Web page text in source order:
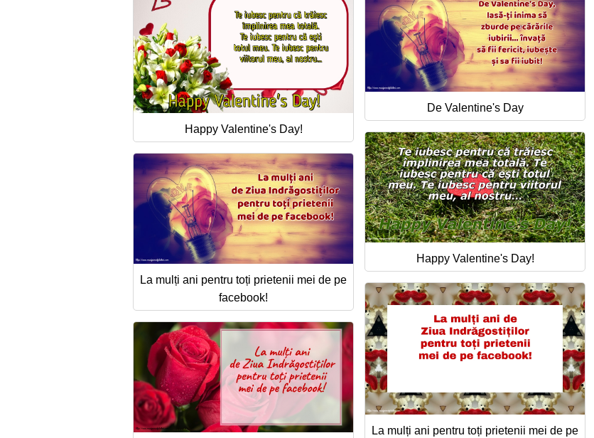
Happy Valentine's Day!
De Valentine's Day
Happy Valentine's Day!
La mulți ani pentru toți prietenii mei de pe
facebook!
La mulți ani pentru toți prietenii mei de pe